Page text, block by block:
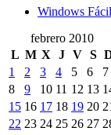
Windows Fácil
febrero 2010
L M X J V S
1
2 3 4 5 6
7
8
9 10 11 12 13
15 16 17 18 19 20
22 23 24 25 26 27